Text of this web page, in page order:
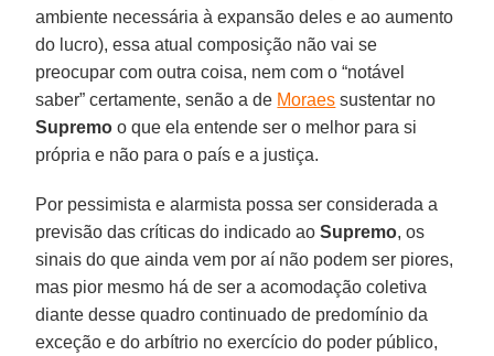
ambiente necessária à expansão deles e ao aumento
do lucro), essa atual composição não vai se
preocupar com outra coisa, nem com o “notável
saber” certamente, senão a de Moraes sustentar no
Supremo o que ela entende ser o melhor para si
própria e não para o país e a justiça.
Por pessimista e alarmista possa ser considerada a
previsão das críticas do indicado aoSupremo, os
sinais do que ainda vem por aí não podem ser piores,
mas pior mesmo há de ser a acomodação coletiva
diante desse quadro continuado de predomínio da
exceção e do arbítrio no exercício do poder público,